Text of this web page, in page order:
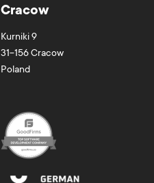
Cracow
Kurniki 9
31-156Cracow
Poland